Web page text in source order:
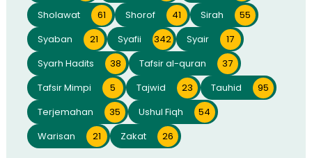
Sholawat
61 Shorof 41 Sirah
55
Syaban
21 Syafii 342 Syair
17
Syarh Hadits
38 Tafsir al-quran
37
Tafsir Mimpi
5 Tajwid 23 Tauhid
95
Terjemahan
35 Ushul Fiqh
54
Warisan
21 Zakat 26